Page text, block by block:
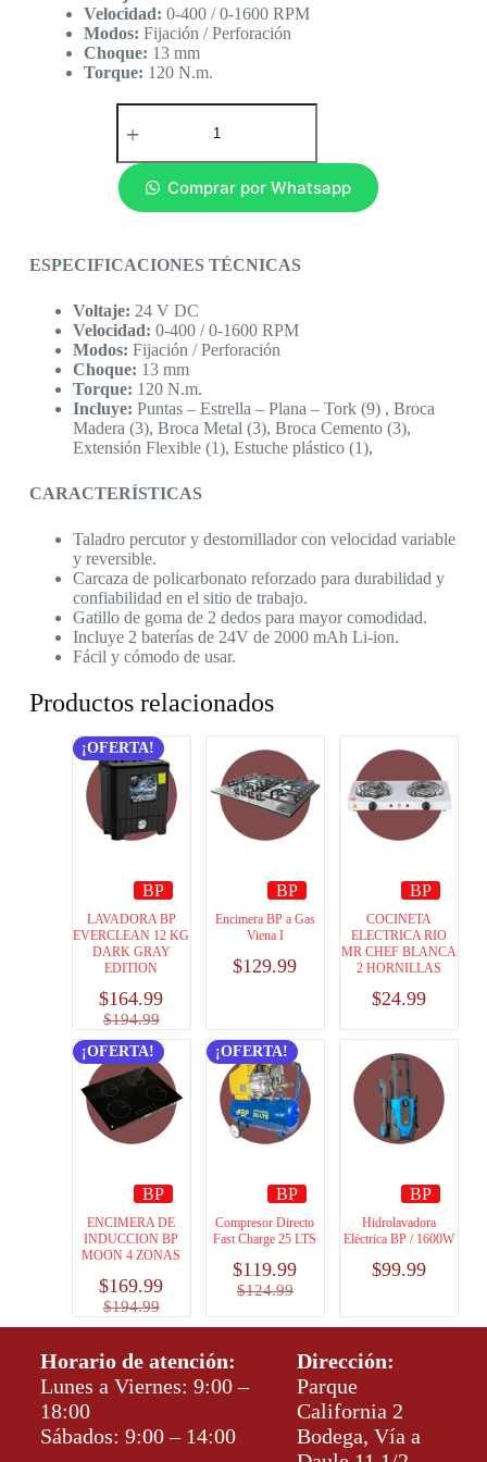
Velocidad: 0-400 / 0-1600 RPM
Modos: Fijación / Perforación
Choque: 13 mm
Torque: 120 N.m.
Comprar por Whatsapp
ESPECIFICACIONES TÉCNICAS
Voltaje: 24 V DC
Velocidad: 0-400 / 0-1600 RPM
Modos: Fijación / Perforación
Choque: 13 mm
Torque: 120 N.m.
Incluye: Puntas – Estrella – Plana – Tork (9) , Broca
Madera (3), Broca Metal (3), Broca Cemento (3),
Extensión Flexible (1), Estuche plástico (1),
CARACTERÍSTICAS
Taladro percutor y destornillador con velocidad variable
y reversible.
Carcaza de policarbonato reforzado para durabilidad y
confiabilidad en el sitio de trabajo.
Gatillo de goma de 2 dedos para mayor comodidad.
Incluye 2 baterías de 24V de 2000 mAh Li-ion.
Fácil y cómodo de usar.
Productos relacionados
¡OFERTA!
BP
LAVADORA BP
EVERCLEAN 12 KG
DARK GRAY
EDITION
$194.99
$164.99
BP
Encimera BP a Gas
Viena I
$129.99
BP
COCINETA
ELECTRICA RIO
MR CHEF BLANCA
2 HORNILLAS
$24.99
¡OFERTA!
BP
ENCIMERA DE
INDUCCION BP
MOON 4 ZONAS
$194.99
$169.99
¡OFERTA!
BP
Compresor Directo
Fast Charge 25 LTS
$124.99
$119.99
BP
Hidrolavadora
Eléctrica BP / 1600W
$99.99
Horario de atención:
Lunes a Viernes: 9:00 –
18:00
Sábados: 9:00 – 14:00
Dirección:
Parque
California 2
Bodega, Vía a